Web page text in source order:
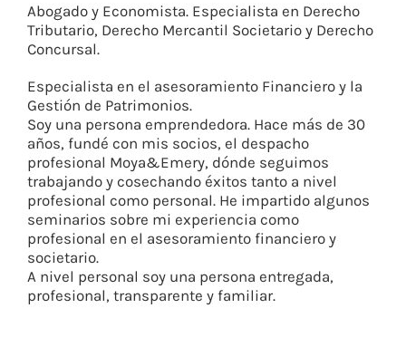
Abogado y Economista. Especialista en Derecho
Tributario, Derecho Mercantil Societario y Derecho
Concursal.
Especialista en el asesoramiento Financiero y la
Gestión de Patrimonios.
Soy una persona emprendedora. Hace más de 30
años, fundé con mis socios, el despacho
profesional Moya&Emery, dónde seguimos
trabajando y cosechando éxitos tanto a nivel
profesional como personal. He impartido algunos
seminarios sobre mi experiencia como
profesional en el asesoramiento financiero y
societario.
A nivel personal soy una persona entregada,
profesional, transparente y familiar.